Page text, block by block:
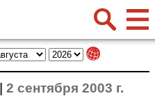
2 сентября 2003 г.